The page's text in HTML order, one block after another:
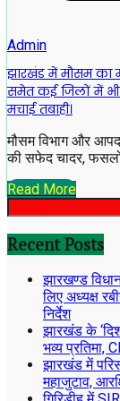
Admin
झारखंड में मौसम का
समेत कई जिलों में
मचाई तबाही।
मौसम विभाग और
की सफेद चादर, फसलों
Read More
Recent Posts
झारखण्ड
लिए अध्यक्ष
निर्देश
झारखंड के
भव्य प्रतिमा,
झारखंड में
महाजुटाव,